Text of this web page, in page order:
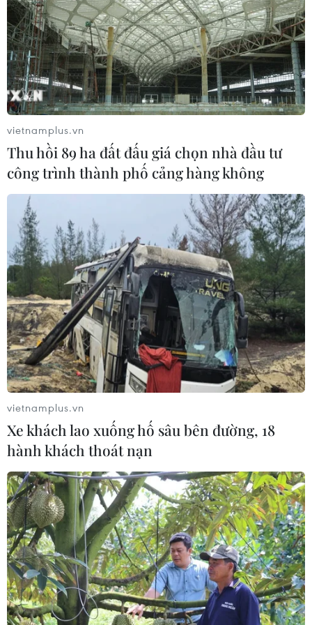
vietnamplus.vn
Thu hồi 89 ha đất đấu giá chọn nhà đầu tư
công trình thành phố cảng hàng không
vietnamplus.vn
Xe khách lao xuống hố sâu bên đường, 18
hành khách thoát nạn